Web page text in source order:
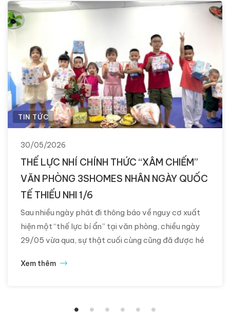
TIN TỨC
30/05/2026
THẾ LỰC NHÍ CHÍNH THỨC “XÂM CHIẾM”
VĂN PHÒNG 3SHOMES NHÂN NGÀY QUỐC
TẾ THIẾU NHI 1/6
Sau nhiều ngày phát đi thông báo về nguy cơ xuất
hiện một “thế lực bí ẩn” tại văn phòng, chiều ngày
29/05 vừa qua, sự thật cuối cùng cũng đã được hé
3SHOMES đã chính thức xuất hiện. Đó chính là các
Xem thêm